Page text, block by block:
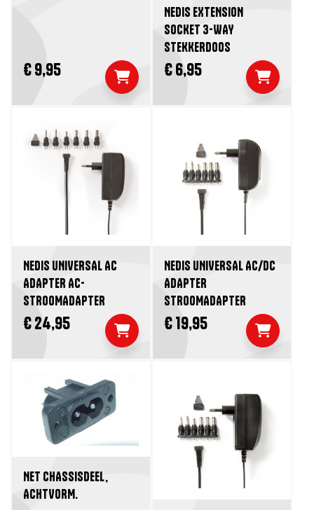
€ 9,95
NEDIS EXTENSION
SOCKET 3-WAY
STEKKERDOOS
€ 6,95
NEDIS UNIVERSAL AC
ADAPTER AC-
STROOMADAPTER
€ 24,95
NEDIS UNIVERSAL AC/DC
ADAPTER
STROOMADAPTER
€ 19,95
NET CHASSISDEEL,
ACHTVORM.